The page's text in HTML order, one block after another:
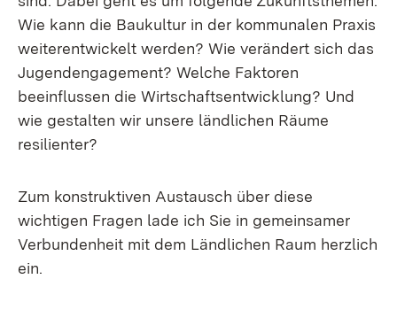
Wie kann die Baukultur in der kommunalen Praxis
weiterentwickelt werden? Wie verändert sich das
Jugendengagement? Welche Faktoren
beeinflussen die Wirtschaftsentwicklung? Und
wie gestalten wir unsere ländlichen Räume
resilienter?
Zum konstruktiven Austausch über diese
wichtigen Fragen lade ich Sie in gemeinsamer
Verbundenheit mit dem Ländlichen Raum herzlich
ein.